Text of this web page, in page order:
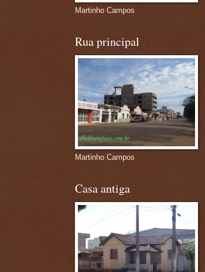
Martinho Campos
Rua principal
Martinho Campos
Casa antiga